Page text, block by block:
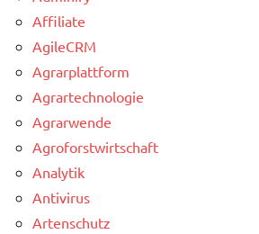
Affiliate
AgileCRM
Agrarplattform
Agrartechnologie
Agrarwende
Agroforstwirtschaft
Analytik
Antivirus
Artenschutz